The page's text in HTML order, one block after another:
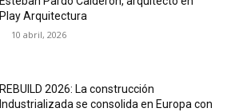
Play Arquitectura
10 abril, 2026
REBUILD 2026: La construcción
Industrializada se consolida en Europa con